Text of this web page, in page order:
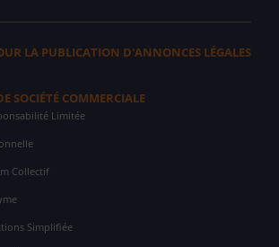
LA PUBLICATION D'ANNONCES LÉGALES
SOCIÉTÉ COMMERCIALE
Limitée
Collectif
Simplifiée